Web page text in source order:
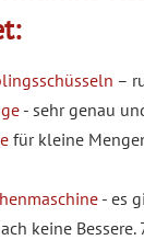
–
- sehr genau
für kleine
- es
keine Bessere.